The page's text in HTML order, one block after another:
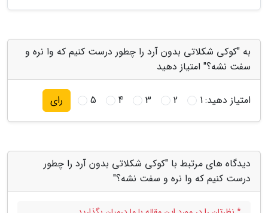
به "کوکی شکلاتی بدون آرد را چطور درست کنیم که وا نره و
سفت نشه؟" امتیاز دهید
امتیاز دهید:1
2
3
4
5 رای
دیدگاه های مرتبط با "کوکی شکلاتی بدون آرد را چطور
درست کنیم که وا نره و سفت نشه؟"